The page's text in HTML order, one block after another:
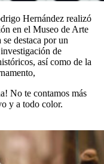
Hernández realizó
en el Museo de Arte
destaca por un
de
así como de la
No te contamos más
y a todo color.